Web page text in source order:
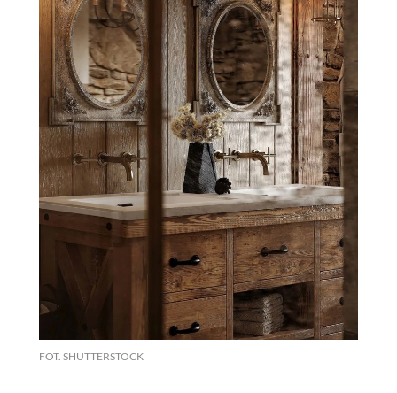
FOT. SHUTTERSTOCK